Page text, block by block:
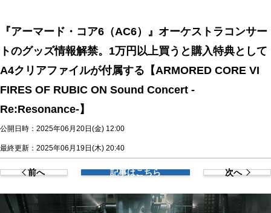
『アーマード・コア6（AC6）』オーケストラコンサー
トのグッズ情報解禁。1万円以上買うと購入特典として
A4クリアファイルが付属する【ARMORED CORE VI
FIRES OF RUBIC ON Sound Concert -
Re:Resonance-】
公開日時：2025年06月20日(金) 12:00
最終更新：2025年06月19日(木) 20:40
前へ 記事はこちら 次へ